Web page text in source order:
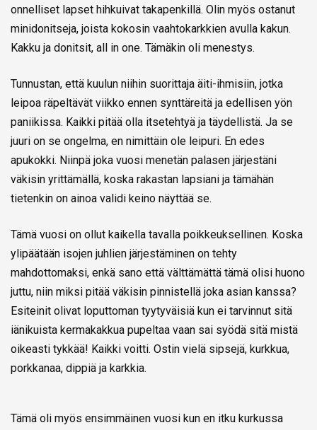
onnelliset lapset hihkuivat takapenkillä. Olin myös ostanut
minidonitseja, joista kokosin vaahtokarkkien avulla kakun.
Kakku ja donitsit, all in one. Tämäkin oli menestys.
Tunnustan, että kuulun niihin suorittaja äiti-ihmisiin, jotka
leipoa räpeltävät viikko ennen synttäreitä ja edellisen yön
paniikissa. Kaikki pitää olla itsetehtyä ja täydellistä. Ja se
juuri on se ongelma, en nimittäin ole leipuri. En edes
apukokki. Niinpä joka vuosi menetän palasen järjestäni
väkisin yrittämällä, koska rakastan lapsiani ja tämähän
tietenkin on ainoa validi keino näyttää se.
Tämä vuosi on ollut kaikella tavalla poikkeuksellinen. Koska
ylipäätään isojen juhlien järjestäminen on tehty
mahdottomaksi, enkä sano että välttämättä tämä olisi huono
juttu, niin miksi pitää väkisin pinnistellä joka asian kanssa?
Esiteinit olivat loputtoman tyytyväisiä kun ei tarvinnut sitä
iänikuista kermakakkua pupeltaa vaan sai syödä sitä mistä
oikeasti tykkää! Kaikki voitti. Ostin vielä sipsejä, kurkkua,
porkkanaa, dippiä ja karkkia.
Tämä oli myös ensimmäinen vuosi kun en itku kurkussa